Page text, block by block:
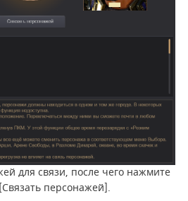
для связи, после чего нажмите
персонажей].